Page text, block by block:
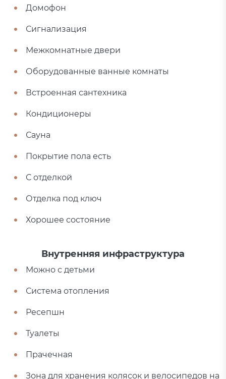
Домофон
Сигнализация
Межкомнатные двери
Оборудованные ванные комнаты
Встроенная сантехника
Кондиционеры
Сауна
Покрытие пола есть
С отделкой
Отделка под ключ
Хорошее состояние
Внутренняя инфраструктура
Можно с детьми
Система отопления
Ресепшн
Туалеты
Прачечная
Зона для хранения колясок и велосипедов на